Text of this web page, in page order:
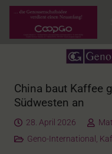
China baut Kaffee
Südwesten an
28. April 2026
Geno-International ,